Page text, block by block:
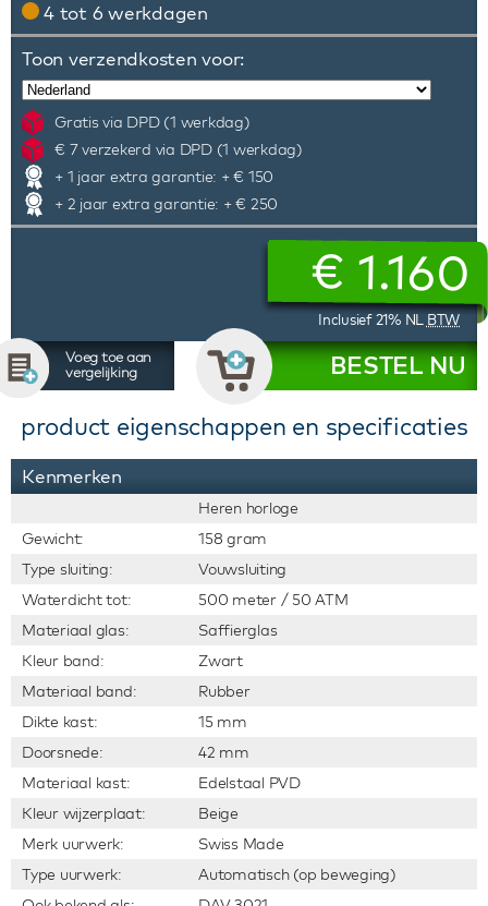
4 tot 6 werkdagen
Toon verzendkosten voor:
Gratis via DPD (1 werkdag)
€ 7 verzekerd via DPD (1 werkdag)
+ 1 jaar extra garantie: + € 150
+ 2 jaar extra garantie: + € 250
€ 1.160
Inclusief 21% NL BTW
Voeg toe aan
vergelijking
BESTEL NU
product eigenschappen en specificaties
Kenmerken
Heren horloge
Gewicht:
158 gram
Type sluiting:
Vouwsluiting
Waterdicht tot:
500 meter / 50 ATM
Materiaal glas:
Saffierglas
Kleur band:
Zwart
Materiaal band:
Rubber
Dikte kast:
15 mm
Doorsnede:
42 mm
Materiaal kast:
Edelstaal PVD
Kleur wijzerplaat:
Beige
Merk uurwerk:
Swiss Made
Type uurwerk:
Automatisch (op beweging)